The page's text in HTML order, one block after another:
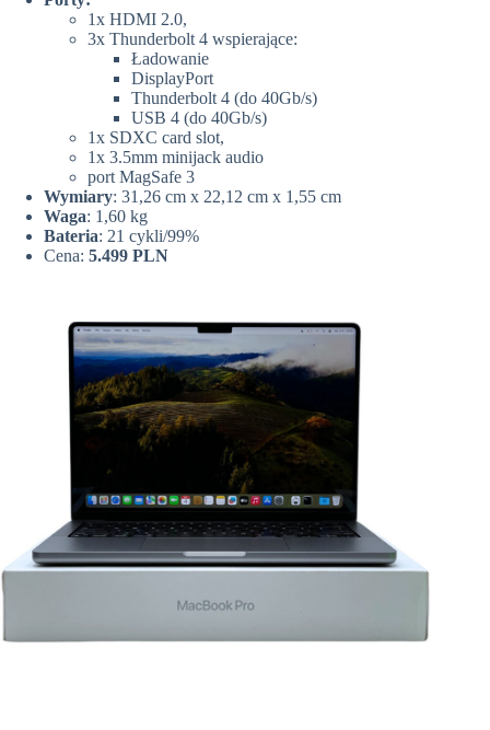
1x HDMI 2.0,
3x Thunderbolt 4 wspierające:
Ładowanie
DisplayPort
Thunderbolt 4 (do 40Gb/s)
USB 4 (do 40Gb/s)
1x SDXC card slot,
1x 3.5mm minijack audio
port MagSafe 3
Wymiary: 31,26 cm x 22,12 cm x 1,55 cm
Waga: 1,60 kg
Bateria: 21 cykli/99%
Cena: 5.499 PLN